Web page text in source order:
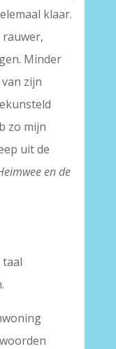
klaar.
Minder
zijn
zo mijn
uit de
en de